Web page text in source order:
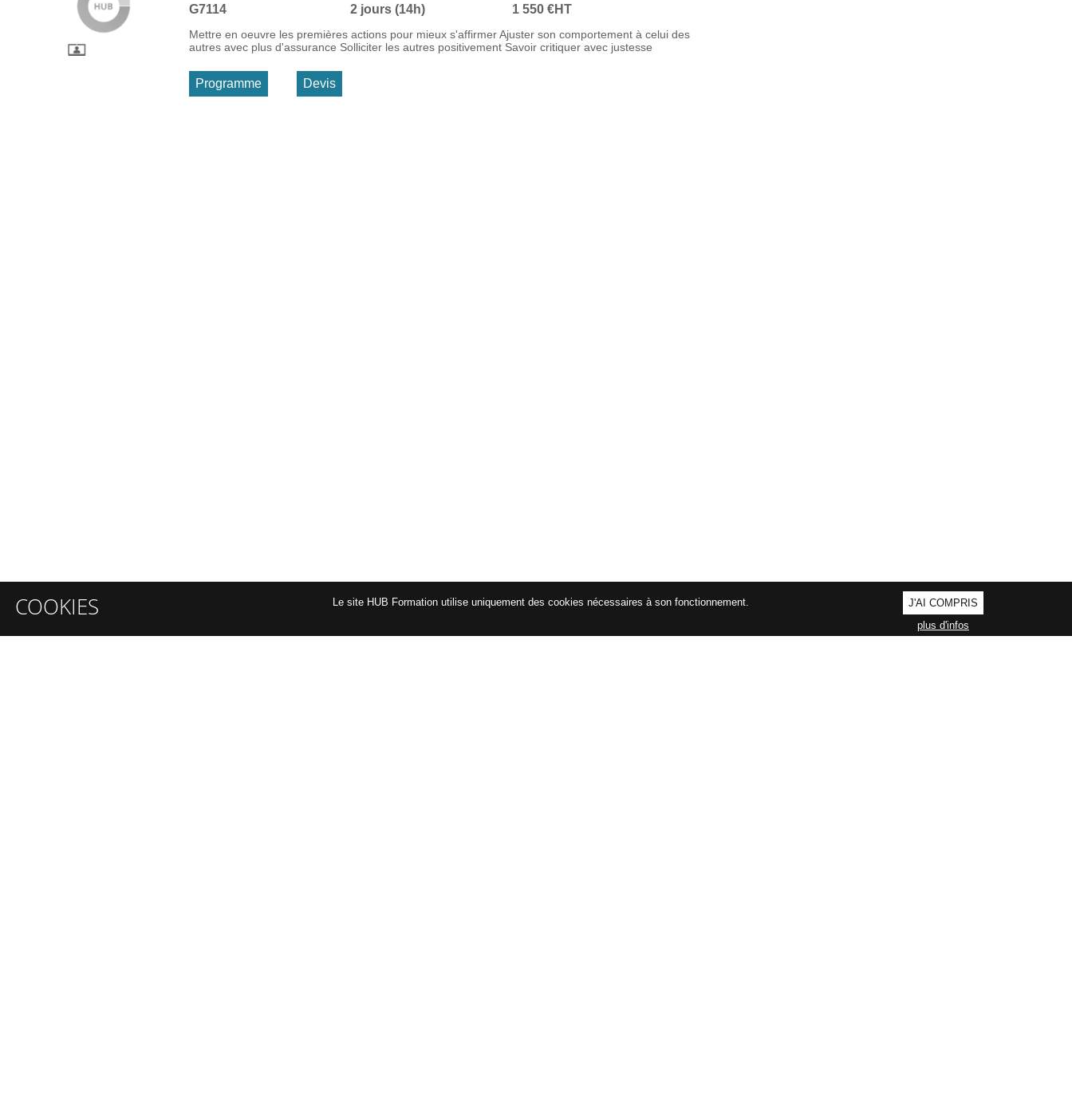
G7114 2 jours (14h) 1 550 €HT
Mettre en oeuvre les premières actions pour mieux s'affirmer Ajuster son comportement à celui des
autres avec plus d'assurance Solliciter les autres positivement Savoir critiquer avec justesse
Programme Devis
COOKIES Le site HUB Formation utilise uniquement des cookies nécessaires à son fonctionnement.
J'AI COMPRIS
plus d'infos